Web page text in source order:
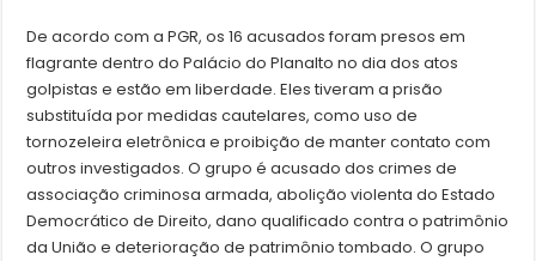
De acordo com a PGR, os 16 acusados foram presos em
flagrante dentro do Palácio do Planalto no dia dos atos
golpistas e estão em liberdade. Eles tiveram a prisão
substituída por medidas cautelares, como uso de
tornozeleira eletrônica e proibição de manter contato com
outros investigados. O grupo é acusado dos crimes de
associação criminosa armada, abolição violenta do Estado
Democrático de Direito, dano qualificado contra o patrimônio
da União e deterioração de patrimônio tombado. O grupo